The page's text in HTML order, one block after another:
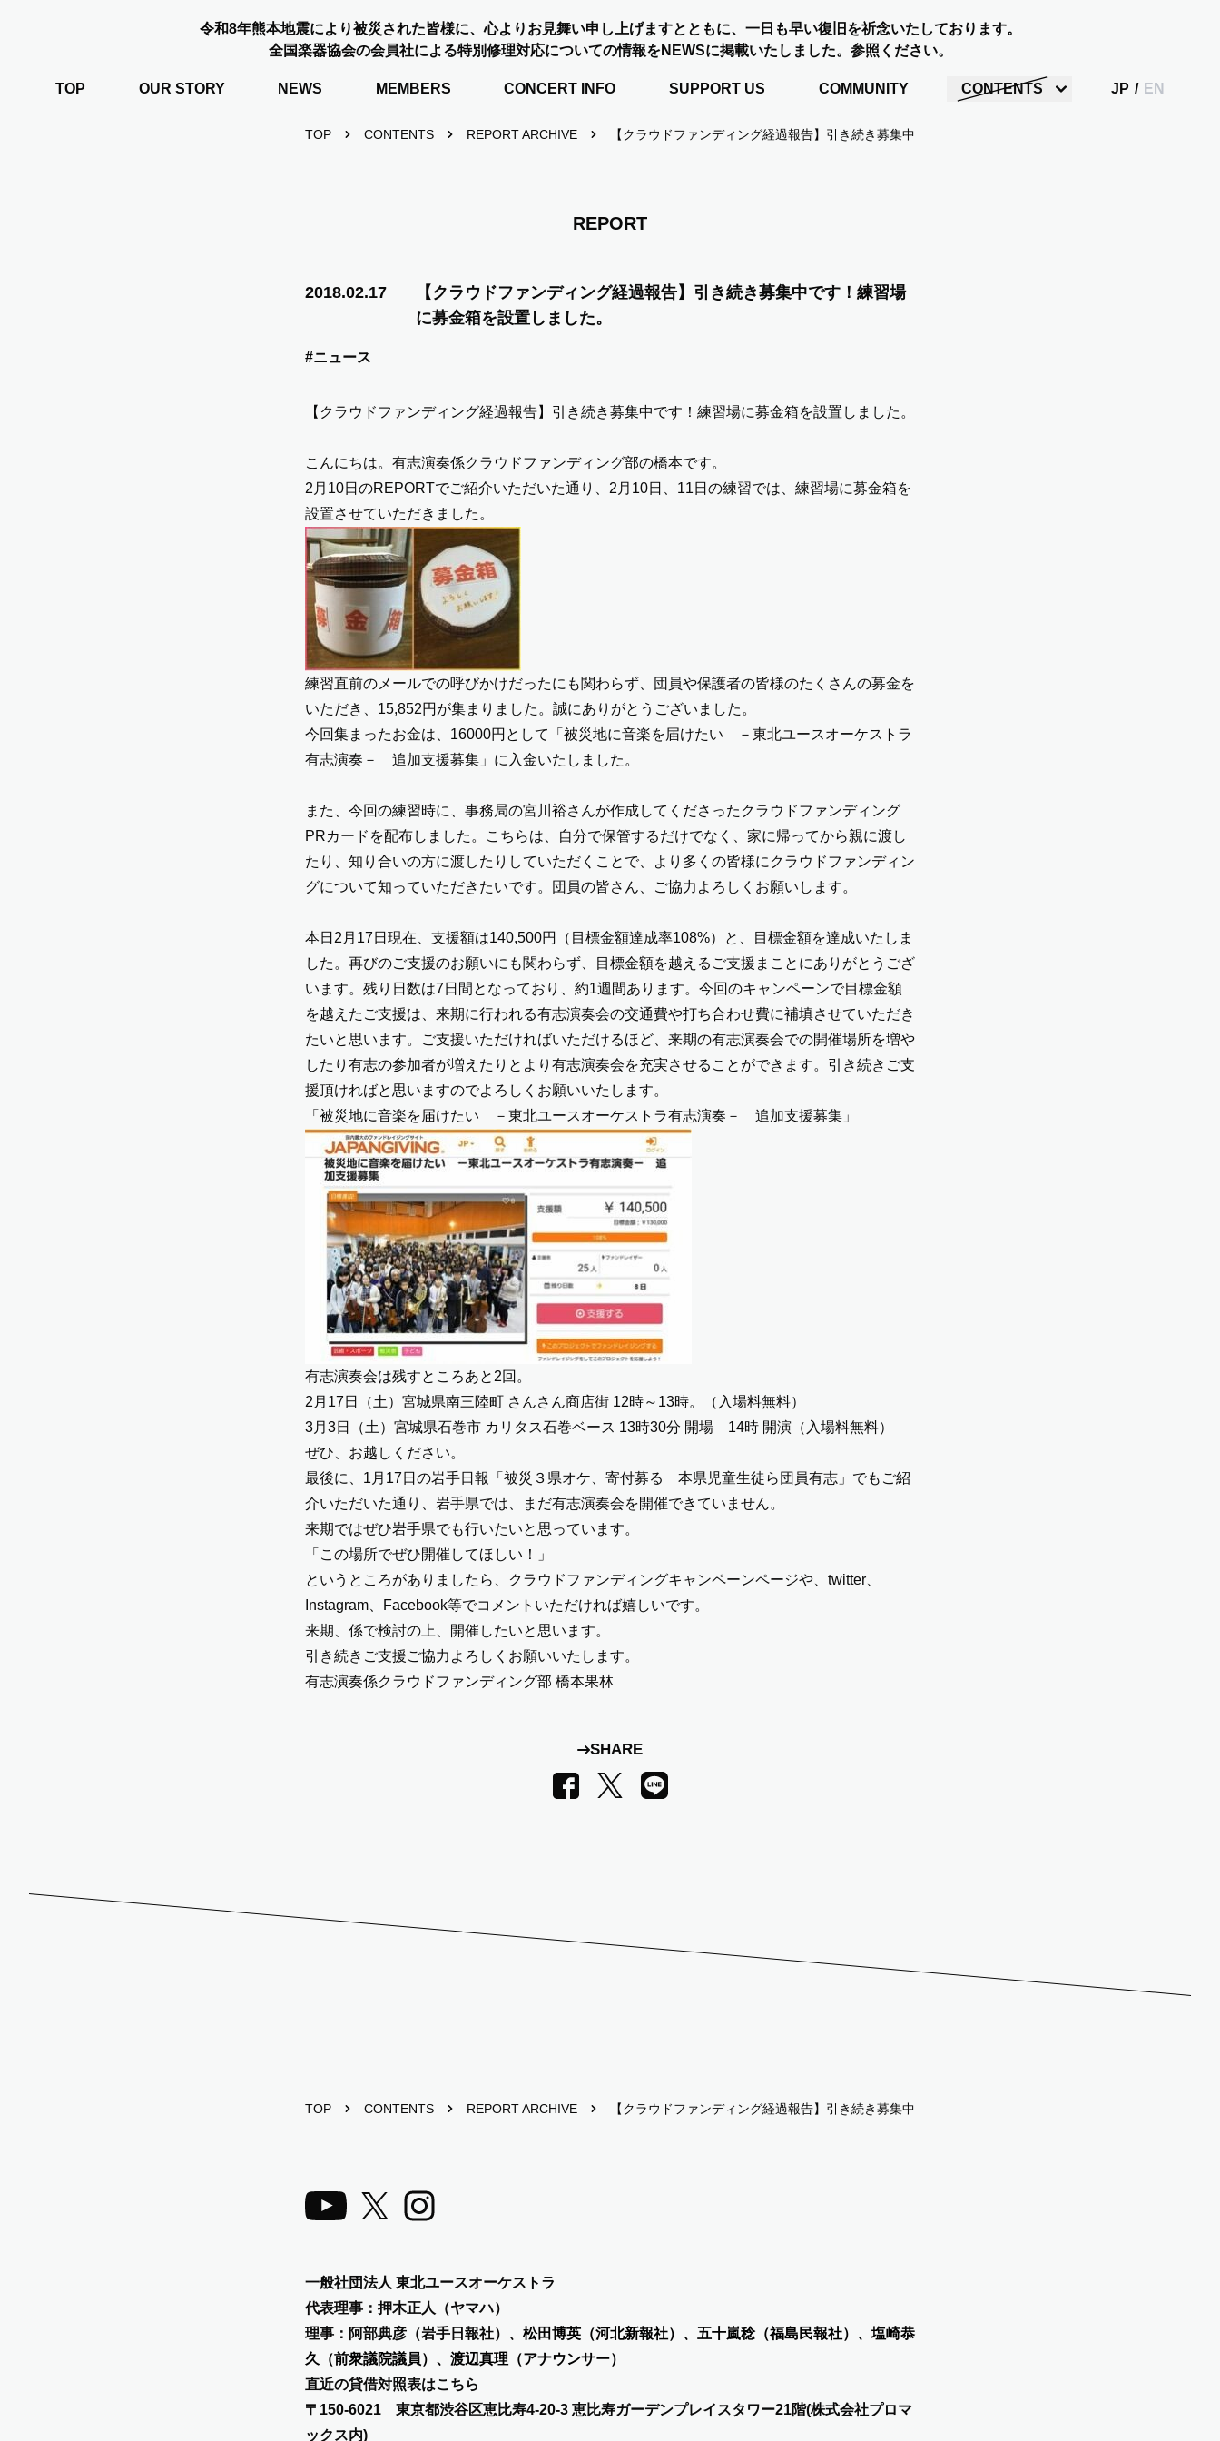
令和8年熊本地震により被災された皆様に、心よりお見舞い申し上げますとともに、一日も早い復旧を祈念いたしております。
全国楽器協会の会員社による特別修理対応についての情報をNEWSに掲載いたしました。参照ください。
TOP OUR STORY NEWS MEMBERS CONCERT INFO SUPPORT US COMMUNITY CONTENTS JP / EN
TOP CONTENTS REPORT ARCHIVE 【クラウドファンディング経過報告】引き続き募集中です！練習場に募金箱を設置しました。
REPORT
2018.02.17
【クラウドファンディング経過報告】引き続き募集中です！練習場
に募金箱を設置しました。
#ニュース
【クラウドファンディング経過報告】引き続き募集中です！練習場に募金箱を設置しました。
こんにちは。有志演奏係クラウドファンディング部の橋本です。
2月10日のREPORTでご紹介いただいた通り、2月10日、11日の練習では、練習場に募金箱を
設置させていただきました。
練習直前のメールでの呼びかけだったにも関わらず、団員や保護者の皆様のたくさんの募金を
いただき、15,852円が集まりました。誠にありがとうございました。
今回集まったお金は、16000円として
「 被災地に音楽を届けたい －東北ユースオーケストラ
有志演奏－ 追加支援募集 」に入金いたしました。
また、今回の練習時に、事務局の宮川裕さんが作成してくださった クラウドファンディング
PRカード を配布しました。こちらは、自分で保管するだけでなく、家に帰ってから親に渡し
たり、知り合いの方に渡したりしていただくことで、より多くの皆様にクラウドファンディン
グについて知っていただきたいです。団員の皆さん、ご協力よろしくお願いします。
本日2月17日現在、支援額は140,500円（目標金額達成率108%）と、目標金額を達成いたしま
した。再びのご支援のお願いにも関わらず、目標金額を越えるご支援まことにありがとうござ
います。残り日数は7日間となっており、約1週間あります。今回のキャンペーンで目標金額
を越えたご支援は、来期に行われる有志演奏会の交通費や打ち合わせ費に補填させていただき
たいと思います。ご支援いただければいただけるほど、来期の有志演奏会での開催場所を増や
したり有志の参加者が増えたりとより有志演奏会を充実させることができます。引き続きご支
援頂ければと思いますのでよろしくお願いいたします。
「 被災地に音楽を届けたい －東北ユースオーケストラ有志演奏－ 追加支援募集 」
有志演奏会は残すところあと2回。
2月17日（土）宮城県南三陸町 さんさん商店街 12時～13時。（入場料無料）
3月3日（土）宮城県石巻市 カリタス石巻ベース 13時30分 開場 14時 開演（入場料無料）
ぜひ、お越しください。
最後に、1月17日の岩手日報「 被災３県オケ、寄付募る 本県児童生徒ら団員有志 」でもご紹
介いただいた通り、岩手県では、まだ有志演奏会を開催できていません。
来期ではぜひ岩手県でも行いたいと思っています。
「この場所でぜひ開催してほしい！」
というところがありましたら、
クラウドファンディングキャンペーンページや、 twitter
Instagram
Facebook等でコメントいただければ嬉しいです。
来期、係で検討の上、開催したいと思います。
引き続きご支援ご協力よろしくお願いいたします。
有志演奏係クラウドファンディング部 橋本果林
SHARE
Facebook
X LINE
TOP CONTENTS REPORT ARCHIVE 【クラウドファンディング経過報告】引き続き募集中です！練習場に募金箱を設置しました。
一般社団法人 東北ユースオーケストラ
代表理事：押木正人（ヤマハ）
理事：阿部典彦（岩手日報社）、 松田博英（河北新報社）、五十嵐稔（福島民報社）、塩崎恭
久（前衆議院議員）、渡辺真理（アナウンサー）
直近の貸借対照表はこちら
〒150-6021 東京都渋谷区恵比寿4-20-3 恵比寿ガーデンプレイスタワー21階(株式会社プロマ
ックス内)